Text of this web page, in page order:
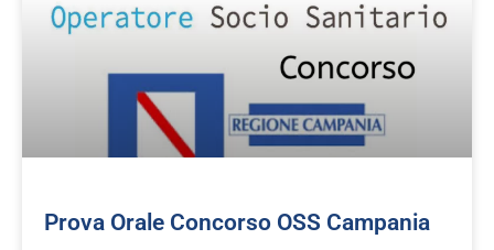
Prova Orale Concorso OSS Campania